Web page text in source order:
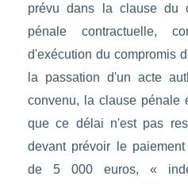
prévu dans la clause du
pénale contractuelle,
d'exécution du compromis
la passation d'un acte
convenu, la clause pénale
que ce délai n'est pas
devant prévoir le
de 5 000 euros, «